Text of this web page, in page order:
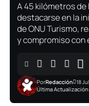
A 45 kilómetros
destacarse en la
de ONU Turismo,
y compromiso
Última Actualización:
PorRedacción 18